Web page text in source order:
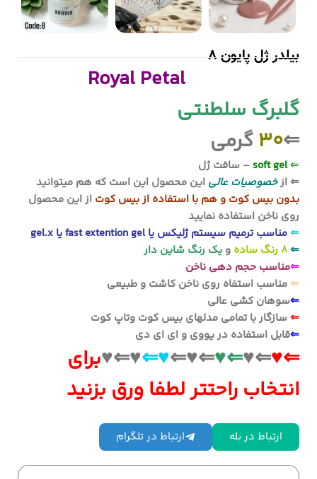
بیلدر ژل پایون 8
گلبرگ سلطنتی
⇐
30گرمی
⇐
soft gel– سافت ژل
⇐ ازخصوصیات عالی این محصول این است که هم میتوانید
بدون بیس کوت و هم با استفاده از بیس کوت از این محصول
روی ناخن استفاده نمایید
⇐مناسب ترمیم سیستم ژلیکس یا fast extention gel یا gel.x
⇐8 رنگ ساده و یک رنگ شاین دار
⇐مناسب حجم دهی ناخن
⇐ مناسب استفاه روی ناخن کاشت و طبیعی
⇐سوهان کشی عالی
⇐سازگار با تمامی مدلهای بیس کوت وتاپ کوت
⇐قابل استفاده در یووی و ای ای دی
⇐♥
⇐♥
⇐♥
⇐♥⇐
♥⇐
♥⇐♥برای
انتخاب راحتتر لطفا ورق بزنید
ارتباط در بله ارتباط در تلگرام